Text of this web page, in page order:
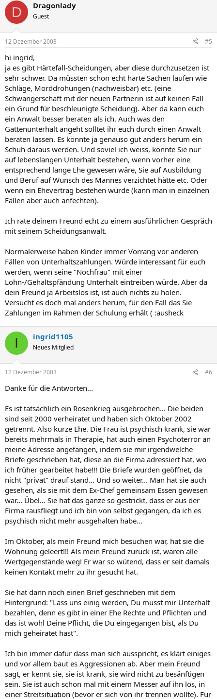
D Dragonlady
Guest
12 Dezember 2003 #5
hi ingrid,
ja es gibt Härtefall-Scheidungen, aber diese durchzusetzen ist
sehr schwer. Da müssten schon echt harte Sachen laufen wie
Schläge, Morddrohungen (nachweisbar) etc. (eine
Schwangerschaft mit der neuen Partnerin ist auf keinen Fall
ein Grund für beschleunigte Scheidung). Aber da kann euch
ein Anwalt besser beraten als ich. Auch was den
Gattenunterhalt angeht solltet ihr euch durch einen Anwalt
beraten lassen. Es könnte ja genauso gut anders herum ein
Schuh daraus werden. Und soviel ich weiss, könnte Sie nur
auf lebenslangen Unterhalt bestehen, wenn vorher eine
entsprechend lange Ehe gewesen wäre, Sie auf Ausbildung
und Beruf auf Wunsch des Mannes verzichtet hätte etc. Oder
wenn ein Ehevertrag bestehen würde (kann man in einzelnen
Fällen aber auch anfechten).
Ich rate deinem Freund echt zu einem ausführlichen Gespräch
mit seinem Scheidungsanwalt.
Normalerweise haben Kinder immer Vorrang vor anderen
Fällen von Unterhaltszahlungen. Würde interessant für euch
werden, wenn seine "Nochfrau" mit einer
Lohn-/Gehaltspfändung Unterhalt eintreiben würde. Aber da
dein Freund ja Arbeitslos ist, ist auch nichts zu holen.
Versucht es doch mal anders herum, für den Fall das Sie
Zahlungen im Rahmen der Schulung erhält ( :ausheck
I ingrid1105
Neues Mitglied
12 Dezember 2003 #6
Danke für die Antworten...
Es ist tatsächlich ein Rosenkrieg ausgebrochen... Die beiden
sind seit 2000 verheiratet und haben sich Oktober 2002
getrennt. Also kurze Ehe. Die Frau ist psychisch krank, sie war
bereits mehrmals in Therapie, hat auch einen Psychoterror an
meine Adresse angefangen, indem sie mir irgendwelche
Briefe geschrieben hat, diese an die Firma adressiert hat, wo
ich früher gearbeitet habe!!! Die Briefe wurden geöffnet, da
nicht "privat" drauf stand... Und so weiter... Man hat sie auch
gesehen, als sie mit dem Ex-Chef gemeinsam Essen gewesen
war... Übel... Sie hat das ganze so gestrickt, dass er aus der
Firma rausfliegt und ich bin von selbst gegangen, da ich es
psychisch nicht mehr ausgehalten habe...
Im Oktober, als mein Freund mich besuchen war, hat sie die
Wohnung geleert!!! Als mein Freund zurück ist, waren alle
Wertgegenstände weg! Er war so wütend, dass er seit damals
keinen Kontakt mehr zu ihr gesucht hat.
Sie hat dann noch einen Brief geschrieben mit dem
Hintergrund: "Lass uns einig werden, Du musst mir Unterhalt
bezahlen, denn es gibt in einer Ehe Rechte und Pflichten und
das ist wohl Deine Pflicht, die Du eingegangen bist, als Du
mich geheiratet hast".
Ich bin immer dafür dass man sich ausspricht, es klärt einiges
und vor allem baut es Aggressionen ab. Aber mein Freund
sagt, er kennt sie, sie ist krank, sie wird nicht zu besänftigen
sein. Sie ist auch schon mal mit einem Messer auf ihn los, in
einer Streitsituation (bevor er sich von ihr trennen wollte). Für